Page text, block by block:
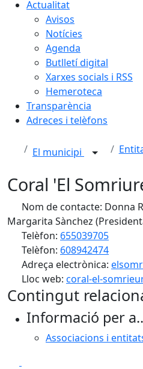
Actualitat
Avisos
Notícies
Agenda
Butlletí digital
Xarxes socials i RSS
Hemeroteca
Transparència
Adreces i telèfons
El municipi
Coral 'El
Nom de contacte: Donna
Margarita Sànchez
Telèfon: 655039705
Telèfon: 608942474
Adreça electrònica:
Lloc web: coral-el-
Contingut
Informació per
Associacions i